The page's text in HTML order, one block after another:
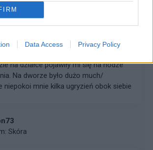
Data Access Privacy Policy
Skóra
na działce pojawiły mi się na nodze
Na dworze było dużo much/
niepokoi mnie kilka ugryzień obok siebie
Skóra